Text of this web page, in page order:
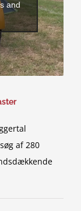
and
af 280